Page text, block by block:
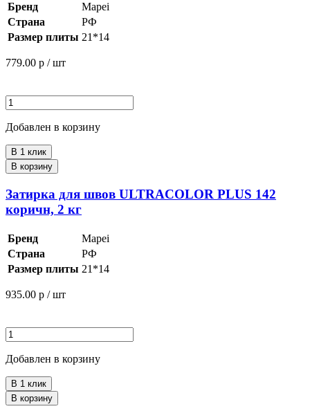
Бренд
Mapei
Страна
РФ
Размер плиты 21*14
779.00 р / шт
Добавлен в корзину
В 1 клик
В корзину
Затирка для швов ULTRACOLOR PLUS 142
коричн, 2 кг
Бренд
Mapei
Страна
РФ
Размер плиты 21*14
935.00 р / шт
Добавлен в корзину
В 1 клик
В корзину